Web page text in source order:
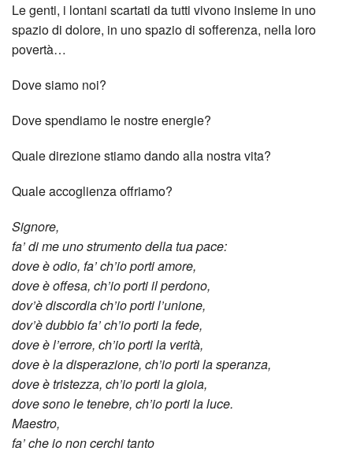
Le genti, i lontani scartati da tutti vivono insieme in uno
spazio di dolore, in uno spazio di sofferenza, nella loro
povertà…
Dove siamo noi?
Dove spendiamo le nostre energie?
Quale direzione stiamo dando alla nostra vita?
Quale accoglienza offriamo?
Signore,
fa’ di me uno strumento della tua pace:
dove è odio, fa’ ch’io porti amore,
dove è offesa, ch’io porti il perdono,
dov’è discordia ch’io porti l’unione,
dov’è dubbio fa’ ch’io porti la fede,
dove è l’errore, ch’io porti la verità,
dove è la disperazione, ch’io porti la speranza,
dove è tristezza, ch’io porti la gioia,
dove sono le tenebre, ch’io porti la luce.
Maestro,
fa’ che io non cerchi tanto